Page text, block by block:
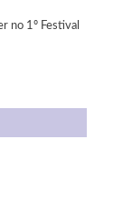
no 1º Festival